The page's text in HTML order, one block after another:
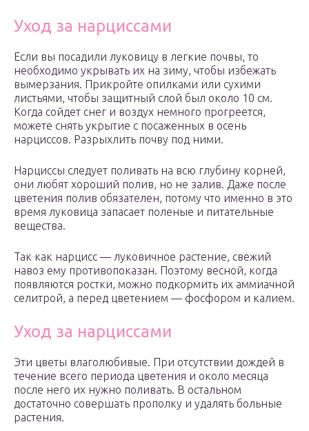
Уход за нарциссами
Если вы посадили луковицу в легкие почвы, то
необходимо укрывать их на зиму, чтобы избежать
вымерзания. Прикройте опилками или сухими
листьями, чтобы защитный слой был около 10 см.
Когда сойдет снег и воздух немного прогреется,
можете снять укрытие с посаженных в осень
нарциссов. Разрыхлить почву под ними.
Нарциссы следует поливать на всю глубину корней,
они любят хороший полив, но не залив. Даже после
цветения полив обязателен, потому что именно в это
время луковица запасает поленые и питательные
вещества.
Так как нарцисс — луковичное растение, свежий
навоз ему противопоказан. Поэтому весной, когда
появляются ростки, можно подкормить их аммиачной
селитрой, а перед цветением — фосфором и калием.
Уход за нарциссами
Эти цветы влаголюбивые. При отсутствии дождей в
течение всего периода цветения и около месяца
после него их нужно поливать. В остальном
достаточно совершать прополку и удалять больные
растения.